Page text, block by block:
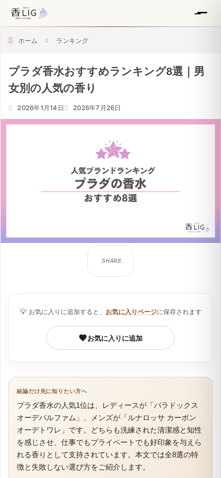
ホーム ランキング
プラダ香水おすすめランキング8選｜男
女別の人気の香り
2026年1月14日 2026年7月26日
💡 お気に入りに追加すると、 お気に入りページに保存されます
お気に入りに追加
結論だけ先に知りたい方へ
プラダ香水の人気1位は、レディースが「パラドックス
オーデパルファム」、メンズが「ルナロッサ カーボン
オーデトワレ」です。どちらも洗練された清潔感と知性
を感じさせ、仕事でもプライベートでも好印象を与えら
れる香りとして支持されています。本文では全8選の特
徴と失敗しない選び方をご紹介します。